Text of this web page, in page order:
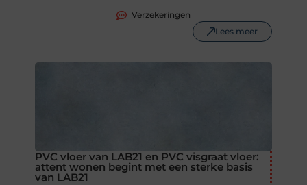
Verzekeringen
Lees meer
PVC vloer van LAB21 en PVC visgraat vloer:
attent wonen begint met een sterke basis
van LAB21